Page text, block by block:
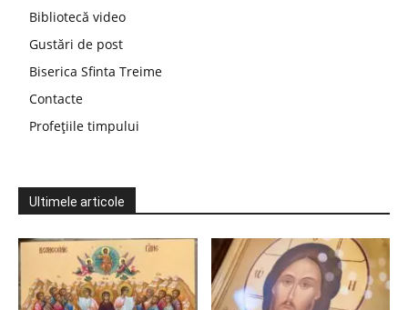
Bibliotecă video
Gustări de post
Biserica Sfinta Treime
Contacte
Profețiile timpului
Ultimele articole